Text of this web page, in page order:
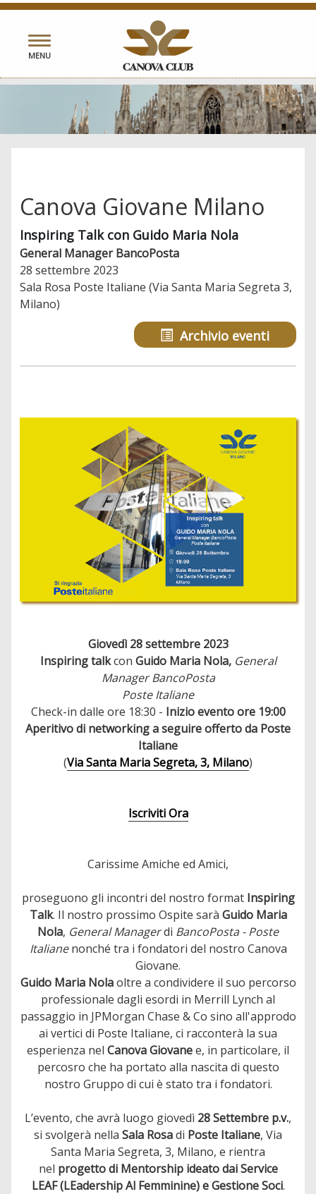
Toggle
navigation
MENU
Canova Giovane Milano
Inspiring Talk con Guido Maria Nola
General Manager BancoPosta
28 settembre 2023
Sala Rosa Poste Italiane (Via Santa Maria Segreta 3,
Milano)
Archivio eventi
Giovedì 28 settembre 2023
Inspiring talkcon Guido Maria Nola, General
Manager BancoPosta
Poste Italiane
Check-in dalle ore 18:30 - Inizio evento ore 19:00
Aperitivo di networking a seguire offerto da Poste
Italiane
(Via Santa Maria Segreta, 3, Milano)
Iscriviti Ora
Carissime Amiche ed Amici,
proseguono gli incontri del nostro format Inspiring
Talk. Il nostro prossimo Ospite sarà Guido Maria
Nola, General Managerdi BancoPosta - Poste
Italianenonché tra i fondatori del nostro Canova
Giovane.
Guido Maria Nolaoltre a condividere il suo percorso
professionale dagli esordi in Merrill Lynch al
passaggio in JPMorgan Chase & Co sino all'approdo
ai vertici di Poste Italiane, ci racconterà la sua
esperienza nel Canova Giovanee, in particolare, il
percosro che ha portato alla nascita di questo
nostro Gruppo di cui è stato tra i fondatori.
L’evento, che avrà luogo giovedì 28 Settembre p.v.,
si svolgerà nella Sala Rosadi Poste Italiane, Via
Santa Maria Segreta, 3, Milano, e rientra
nel progetto di Mentorship ideato dai Service
LEAF (LEadership Al Femminine) e Gestione Soci.